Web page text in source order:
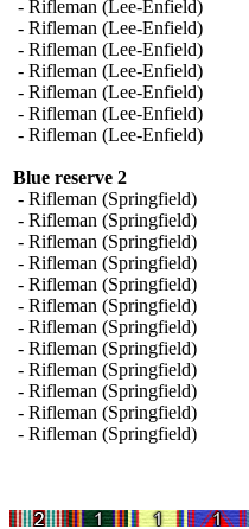
- Rifleman (Lee-Enfield)
- Rifleman (Lee-Enfield)
- Rifleman (Lee-Enfield)
- Rifleman (Lee-Enfield)
- Rifleman (Lee-Enfield)
- Rifleman (Lee-Enfield)
- Rifleman (Lee-Enfield)
Blue reserve 2
- Rifleman (Springfield)
- Rifleman (Springfield)
- Rifleman (Springfield)
- Rifleman (Springfield)
- Rifleman (Springfield)
- Rifleman (Springfield)
- Rifleman (Springfield)
- Rifleman (Springfield)
- Rifleman (Springfield)
- Rifleman (Springfield)
- Rifleman (Springfield)
- Rifleman (Springfield)